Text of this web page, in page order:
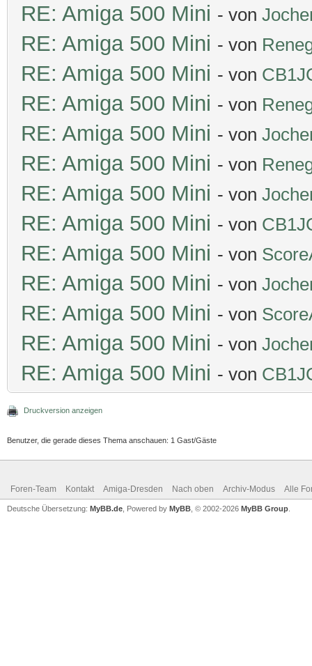
RE: Amiga 500 Mini - von
RE: Amiga 500 Mini - von
RE: Amiga 500 Mini - von
RE: Amiga 500 Mini - von
RE: Amiga 500 Mini - von
RE: Amiga 500 Mini - von
RE: Amiga 500 Mini - von
RE: Amiga 500 Mini - von
RE: Amiga 500 Mini - von
RE: Amiga 500 Mini - von
RE: Amiga 500 Mini - von
RE: Amiga 500 Mini - von
RE: Amiga 500 Mini - von
Druckversion anzeigen
Benutzer, die gerade dieses Thema anschauen: 1 Gast/Gäste
Foren-Team Kontakt Amiga-Dresden Nach oben Archiv-Modus Alle
Deutsche Übersetzung: MyBB.de , Powered by MyBB , © 2002-2026 MyBB Group